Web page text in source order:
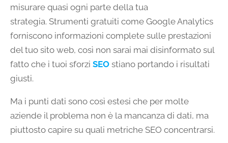
misurare quasi ogni parte della tua
strategia. Strumenti gratuiti come Google Analytics
forniscono informazioni complete sulle prestazioni
del tuo sito web, così non sarai mai disinformato sul
fatto che i tuoi sforzi SEO stiano portando i risultati
giusti.
Ma i punti dati sono così estesi che per molte
aziende il problema non è la mancanza di dati, ma
piuttosto capire su quali metriche SEO concentrarsi.